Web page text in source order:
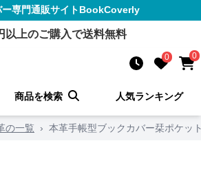
ー専門通販サイトBookCoverly
以上のご購入で送料無料
0 0
商品を検索 人気ランキング
の一覧 › 本革手帳型ブックカバー栞ポケッ